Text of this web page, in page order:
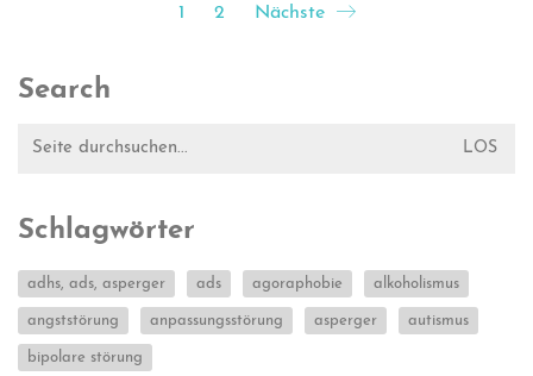
1 2 Nächste
Search
nach:
Schlagwörter
adhs, ads, asperger ads agoraphobie alkoholismus
angststörung anpassungsstörung asperger autismus
bipolare störung